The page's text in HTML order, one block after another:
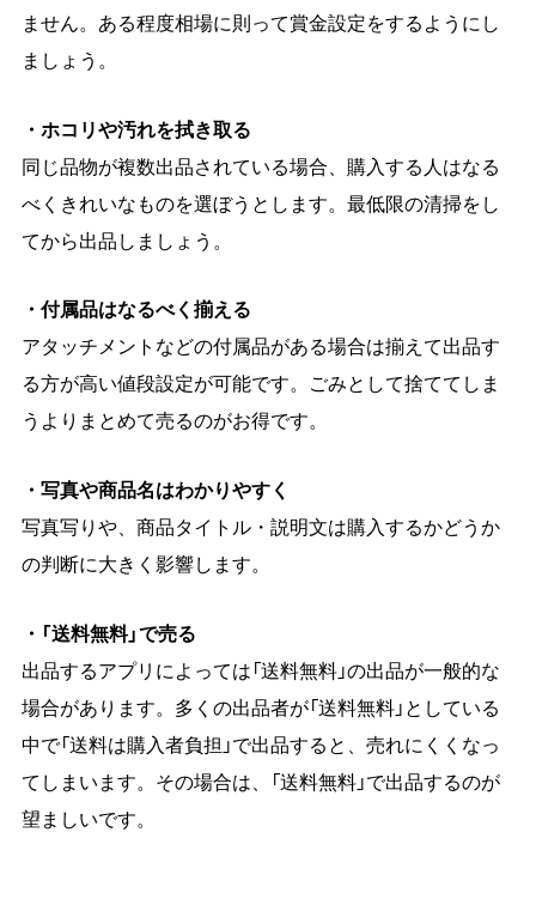
ません。ある程度相場に則って賞金設定をするようにし
ましょう。
・ホコリや汚れを拭き取る
同じ品物が複数出品されている場合、購入する人はなる
べくきれいなものを選ぼうとします。最低限の清掃をし
てから出品しましょう。
・付属品はなるべく揃える
アタッチメントなどの付属品がある場合は揃えて出品す
る方が高い値段設定が可能です。ごみとして捨ててしま
うよりまとめて売るのがお得です。
・写真や商品名はわかりやすく
写真写りや、商品タイトル・説明文は購入するかどうか
の判断に大きく影響します。
・「送料無料」で売る
出品するアプリによっては「送料無料」の出品が一般的な
場合があります。多くの出品者が「送料無料」としている
中で「送料は購入者負担」で出品すると、売れにくくなっ
てしまいます。その場合は、「送料無料」で出品するのが
望ましいです。